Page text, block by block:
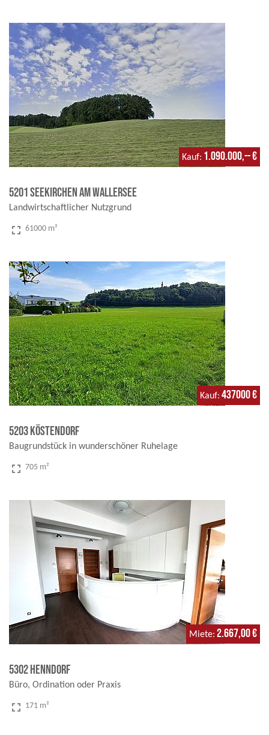
Kauf 1.090.000,-- €
5201 Seekirchen am Wallersee
Landwirtschaftlicher Nutzgrund
fullscreen 61000 m²
Kauf 437000 €
5203 Köstendorf
Baugrundstück in wunderschöner Ruhelage
fullscreen 705 m²
Miete 2.667,00 €
5302 Henndorf
Büro, Ordination oder Praxis
fullscreen 171 m²